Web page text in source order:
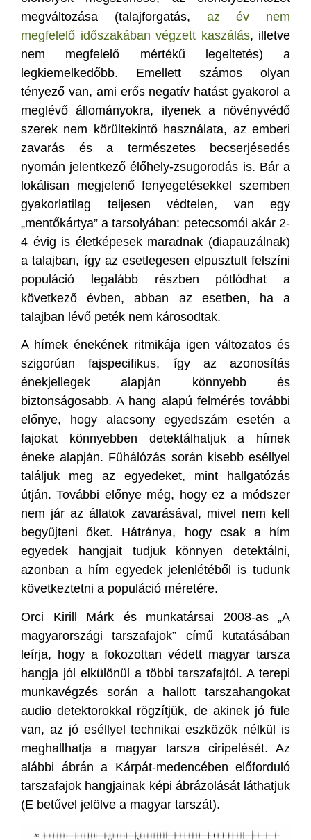
megváltozása (talajforgatás, az év nem
megfelelő időszakában végzett kaszálás, illetve
nem megfelelő mértékű legeltetés) a
legkiemelkedőbb. Emellett számos olyan
tényező van, ami erős negatív hatást gyakorol a
meglévő állományokra, ilyenek a növényvédő
szerek nem körültekintő használata, az emberi
zavarás és a természetes becserjésedés
nyomán jelentkező élőhely-zsugorodás is. Bár a
lokálisan megjelenő fenyegetésekkel szemben
gyakorlatilag teljesen védtelen, van egy
„mentőkártya” a tarsolyában: petecsomói akár 2-
4 évig is életképesek maradnak (diapauzálnak)
a talajban, így az esetlegesen elpusztult felszíni
populáció legalább részben pótlódhat a
következő évben, abban az esetben, ha a
talajban lévő peték nem károsodtak.
A hímek énekének ritmikája igen változatos és
szigorúan fajspecifikus, így az azonosítás
énekjellegek alapján könnyebb és
biztonságosabb. A hang alapú felmérés további
előnye, hogy alacsony egyedszám esetén a
fajokat könnyebben detektálhatjuk a hímek
éneke alapján. Fűhálózás során kisebb eséllyel
találjuk meg az egyedeket, mint hallgatózás
útján. További előnye még, hogy ez a módszer
nem jár az állatok zavarásával, mivel nem kell
begyűjteni őket. Hátránya, hogy csak a hím
egyedek hangjait tudjuk könnyen detektálni,
azonban a hím egyedek jelenlétéből is tudunk
következtetni a populáció méretére.
Orci Kirill Márk és munkatársai 2008-as „A
magyarországi tarszafajok” című kutatásában
leírja, hogy a fokozottan védett magyar tarsza
hangja jól elkülönül a többi tarszafajtól. A terepi
munkavégzés során a hallott tarszahangokat
audio detektorokkal rögzítjük, de akinek jó füle
van, az jó eséllyel technikai eszközök nélkül is
meghallhatja a magyar tarsza ciripelését. Az
alábbi ábrán a Kárpát-medencében előforduló
tarszafajok hangjainak képi ábrázolását láthatjuk
(E betűvel jelölve a magyar tarszát).